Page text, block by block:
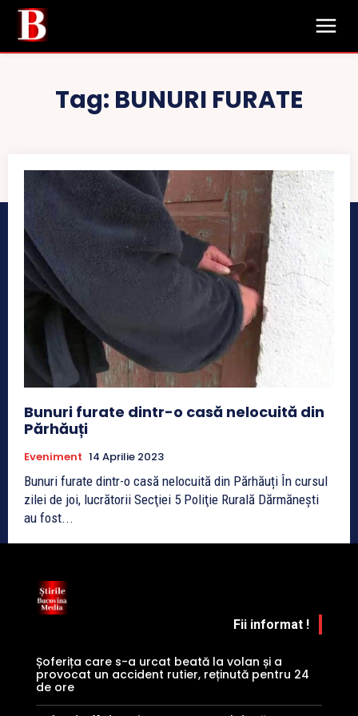
Tag: BUNURI FURATE
Bunuri furate dintr-o casă nelocuită din
Părhăuți
Eveniment 14 Aprilie 2023
Bunuri furate dintr-o casă nelocuită din Părhăuți În cursul
zilei de joi, lucrătorii Secţiei 5 Poliţie Rurală Dărmănești
au fost...
Fii informat !
Șoferița care s-a urcat beată la volan și a
provocat un accident rutier, reținută pentru 24
de ore